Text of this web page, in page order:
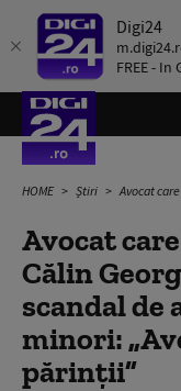
Digi24
FREE - In
HOME Știri Avocat care l-a
Avocat
Călin
scandal de
minori:
părinții”